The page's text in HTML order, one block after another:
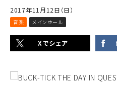
2017年11月12日（日）
音楽 メインホール